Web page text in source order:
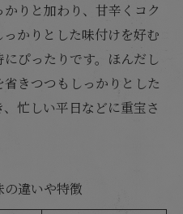
りと加わり、甘辛くコク
かりとした味付けを好む
ぴったりです。ほんだし
きつつもしっかりとした
忙しい平日などに重宝さ
違いや特徴